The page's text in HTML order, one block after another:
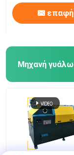
επαφή
Μηχανή